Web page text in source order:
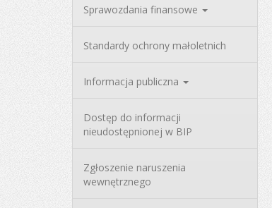
Sprawozdania finansowe
Standardy ochrony małoletnich
Informacja publiczna
Dostęp do informacji
nieudostępnionej w BIP
Zgłoszenie naruszenia
wewnętrznego